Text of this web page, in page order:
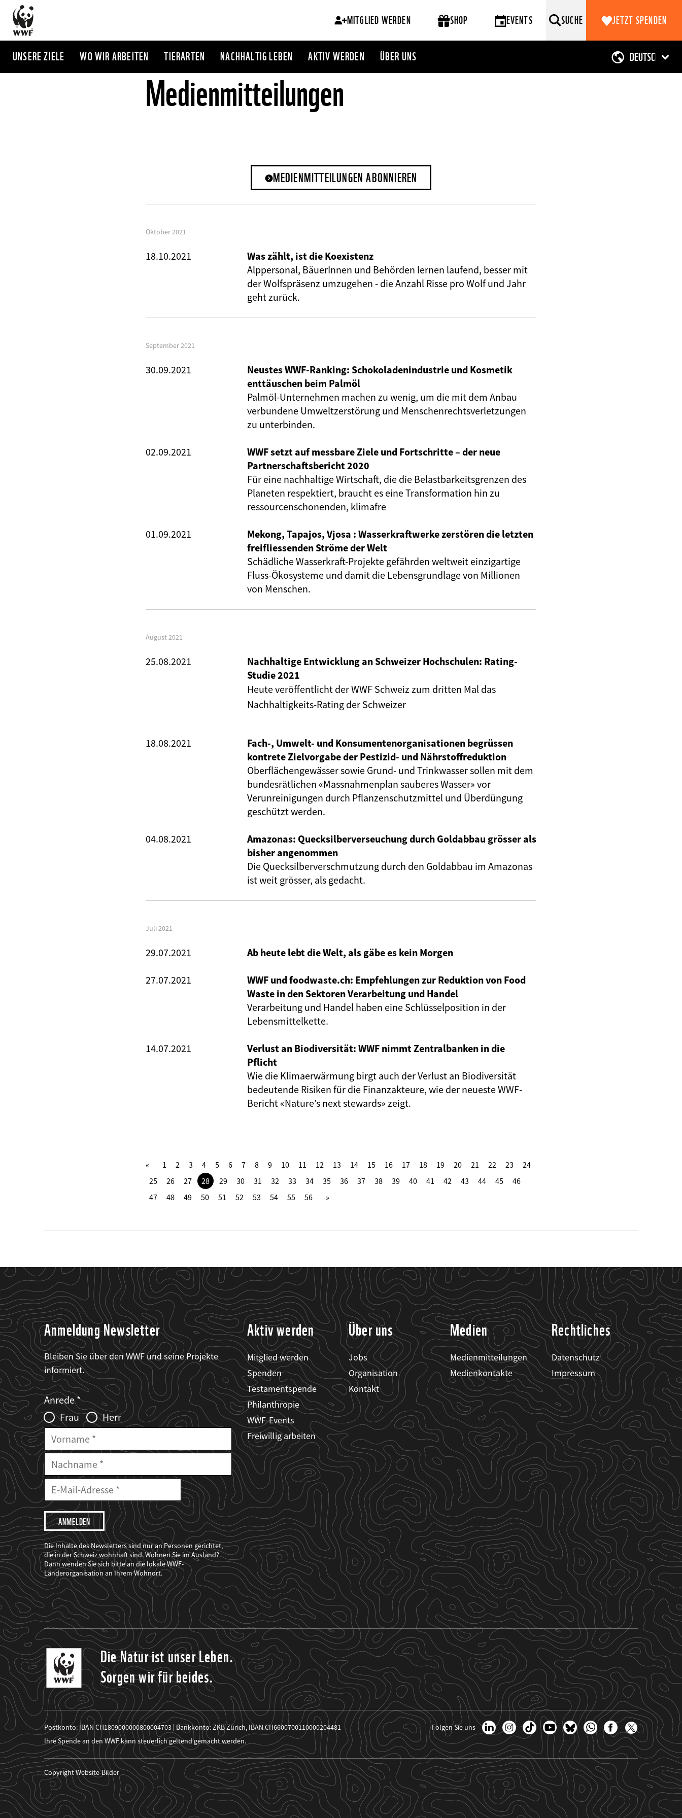
Direkt
zum
Inhalt
MITGLIED WERDEN SHOP EVENTS SUCHE JETZT SPENDEN
UNSERE ZIELE WO WIR ARBEITEN TIERARTEN NACHHALTIG LEBEN AKTIV WERDEN ÜBER UNS
Medienmitteilungen
MEDIENMITTEILUNGEN ABONNIEREN
Oktober 2021
18.10.2021
Was zählt, ist die Koexistenz
Alppersonal, BäuerInnen und Behörden lernen laufend, besser mit
der Wolfspräsenz umzugehen - die Anzahl Risse pro Wolf und Jahr
geht zurück.
September 2021
30.09.2021
Neustes WWF-Ranking: Schokoladenindustrie und Kosmetik
enttäuschen beim Palmöl
Palmöl-Unternehmen machen zu wenig, um die mit dem Anbau
verbundene Umweltzerstörung und Menschenrechtsverletzungen
zu unterbinden.
02.09.2021
WWF setzt auf messbare Ziele und Fortschritte – der neue
Partnerschaftsbericht 2020
Für eine nachhaltige Wirtschaft, die die Belastbarkeitsgrenzen des
Planeten respektiert, braucht es eine Transformation hin zu
ressourcenschonenden, klimafre
01.09.2021
Mekong, Tapajos, Vjosa : Wasserkraftwerke zerstören die letzten
freifliessenden Ströme der Welt
Schädliche Wasserkraft-Projekte gefährden weltweit einzigartige
Fluss-Ökosysteme und damit die Lebensgrundlage von Millionen
von Menschen.
August 2021
25.08.2021
Nachhaltige Entwicklung an Schweizer Hochschulen: Rating-
Studie 2021
Heute veröffentlicht der WWF Schweiz zum dritten Mal das
Nachhaltigkeits-Rating der Schweizer
18.08.2021
Fach-, Umwelt- und Konsumentenorganisationen begrüssen
kontrete Zielvorgabe der Pestizid- und Nährstoffreduktion
Oberflächengewässer sowie Grund- und Trinkwasser sollen mit dem
bundesrätlichen «Massnahmenplan sauberes Wasser» vor
Verunreinigungen durch Pflanzenschutzmittel und Überdüngung
geschützt werden.
04.08.2021
Amazonas: Quecksilberverseuchung durch Goldabbau grösser als
bisher angenommen
Die Quecksilberverschmutzung durch den Goldabbau im Amazonas
ist weit grösser, als gedacht.
Juli 2021
29.07.2021 Ab heute lebt die Welt, als gäbe es kein Morgen
27.07.2021
WWF und foodwaste.ch: Empfehlungen zur Reduktion von Food
Waste in den Sektoren Verarbeitung und Handel
Verarbeitung und Handel haben eine Schlüsselposition in der
Lebensmittelkette.
14.07.2021
Verlust an Biodiversität: WWF nimmt Zentralbanken in die
Pflicht
Wie die Klimaerwärmung birgt auch der Verlust an Biodiversität
bedeutende Risiken für die Finanzakteure, wie der neueste WWF-
Bericht «Nature’s next stewards» zeigt.
1 2 3 4 5 6 7 8 9 10 11 12 13 14 15 16 17 18 19 20 21 22 23
24
25
26 27 28 29 30 31 32 33 34 35 36 37 38 39 40 41 42 43 44 45
46
47
48 49 50 51 52 53 54 55 56
Anmeldung Newsletter
Bleiben Sie über den WWF und seine Projekte
informiert.
Web2Case
Infofelder
Fieldset
anrede_name
Anrede
Frau
Herr
Vorname
Nachname
E-
Mailadresse
Mail
Adresse
Ich
möchte,
dass
der
WWF
mich
über
seine
Projekte
informiert.
Die Inhalte des Newsletters sind nur an Personen gerichtet,
die in der Schweiz wohnhaft sind. Wohnen Sie im Ausland?
Dann wenden Sie sich bitte an die lokale WWF-
Länderorganisation an Ihrem Wohnort.
Aktiv werden
Mitglied werden
Spenden
Testamentspende
Philanthropie
WWF-Events
Freiwillig arbeiten
Über uns
Jobs
Organisation
Kontakt
Medien
Medienmitteilungen
Medienkontakte
Rechtliches
Datenschutz
Impressum
Die Natur ist unser Leben.
Sorgen wir für beides.
Postkonto: IBAN CH1809000000800004703 | Bankkonto: ZKB Zürich, IBAN CH6600700110000204481
Ihre Spende an den WWF kann steuerlich geltend gemacht werden.
Folgen Sie uns
Copyright Website-Bilder